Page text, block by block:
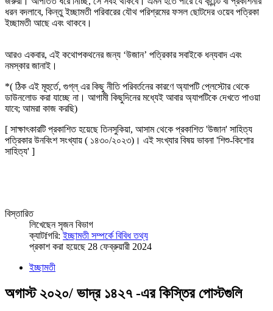
ধরন বদলাবে, কিন্তু ইচ্ছামতী পরিবারের যৌথ পরিশ্রমের ফসল ছোটদের ওয়েব পত্রিকা
ইচ্ছামতী আছে এবং থাকবে।
আরও একবার, এই কথোপকথনের জন্য ‘উজান’ পত্রিকার সবাইকে ধন্যবাদ এবং
নমস্কার জানাই।
*( ঠিক এই মূহুর্তে, গুগ্‌ল্‌ এর কিছু নীতি পরিবর্তনের কারণে অ্যাপটি প্লেস্টোর থেকে
ডাউনলোড করা যাচ্ছে না। আগামী কিছুদিনের মধ্যেই আবার অ্যাপটিকে দেখতে পাওয়া
যাবে; আমরা কাজ করছি)
[ সাক্ষাৎকারটি প্রকাশিত হয়েছে তিনসুকিয়া, আসাম থেকে প্রকাশিত 'উজান' সাহিত্য
পত্রিকার উনবিংশ সংখ্যায় ( ১৪৩০/২০২৩)। এই সংখ্যার বিষয় ভাবনা 'শিশু-কিশোর
সাহিত্য' ]
বিস্তারিত
লিখেছেনসৃজন বিভাগ
ক্যাটfগরি:ইচ্ছামতী সম্পর্কে বিবিধ তথ্য
প্রকাশ করা হয়েছে 28 ফেব্রুয়ারী 2024
ইচ্ছামতী
অগাস্ট ২০২০/ ভাদ্র ১৪২৭ -এর কিস্তির পোস্টগুলি